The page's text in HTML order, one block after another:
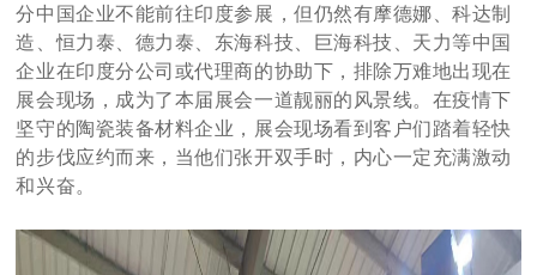
分中国企业不能前往印度参展，但仍然有摩德娜、科达制
造、恒力泰、德力泰、东海科技、巨海科技、天力等中国
企业在印度分公司或代理商的协助下，排除万难地出现在
展会现场，成为了本届展会一道靓丽的风景线。在疫情下
坚守的陶瓷装备材料企业，展会现场看到客户们踏着轻快
的步伐应约而来，当他们张开双手时，内心一定充满激动
和兴奋。